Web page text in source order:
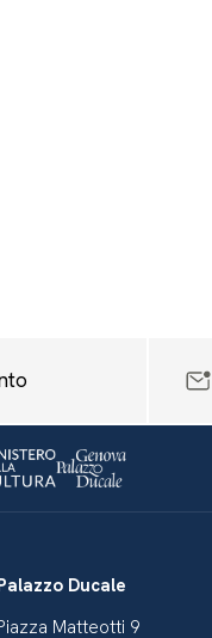
Ducale
Matteotti 9